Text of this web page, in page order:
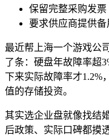
保留完整采购发票
要求供应商提供备
最近帮上海一个游戏公
了条：硬盘年故障率超
下来实际故障率才1.2%
值的存储投资。
其实选企业盘就像找结
后政策、实际口碑都摸